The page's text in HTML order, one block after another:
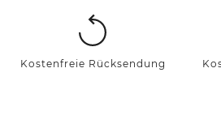
Kostenfreie Rücksendung